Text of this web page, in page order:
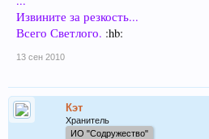
Извините за резкость...
Всего Светлого. :hb:
13 сен 2010
Кэт
Хранитель
ИО "Содружество"